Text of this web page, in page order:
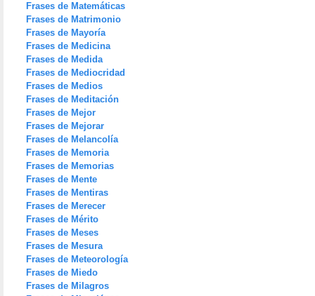
Frases de Matemáticas
Frases de Matrimonio
Frases de Mayoría
Frases de Medicina
Frases de Medida
Frases de Mediocridad
Frases de Medios
Frases de Meditación
Frases de Mejor
Frases de Mejorar
Frases de Melancolía
Frases de Memoria
Frases de Memorias
Frases de Mente
Frases de Mentiras
Frases de Merecer
Frases de Mérito
Frases de Meses
Frases de Mesura
Frases de Meteorología
Frases de Miedo
Frases de Milagros